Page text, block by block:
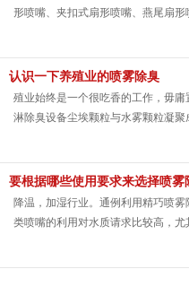
形喷嘴、夹扣式扇形喷嘴、燕尾扇形
认识一下养殖业的喷雾除臭
殖业始终是一个很吃香的工作，毋
淋除臭设备尘埃颗粒与水雾颗粒凝聚
要根据哪些使用要求来选择喷雾
降温，加湿行业。通例利用精巧喷
类喷嘴的利用对水质请求比较高，尤